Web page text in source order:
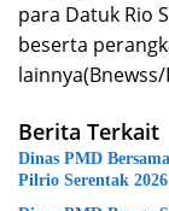
para Datuk Rio
beserta
lainnya(Bnewss/
Berita Terkait
Dinas PMD
Pilrio Serentak 2026